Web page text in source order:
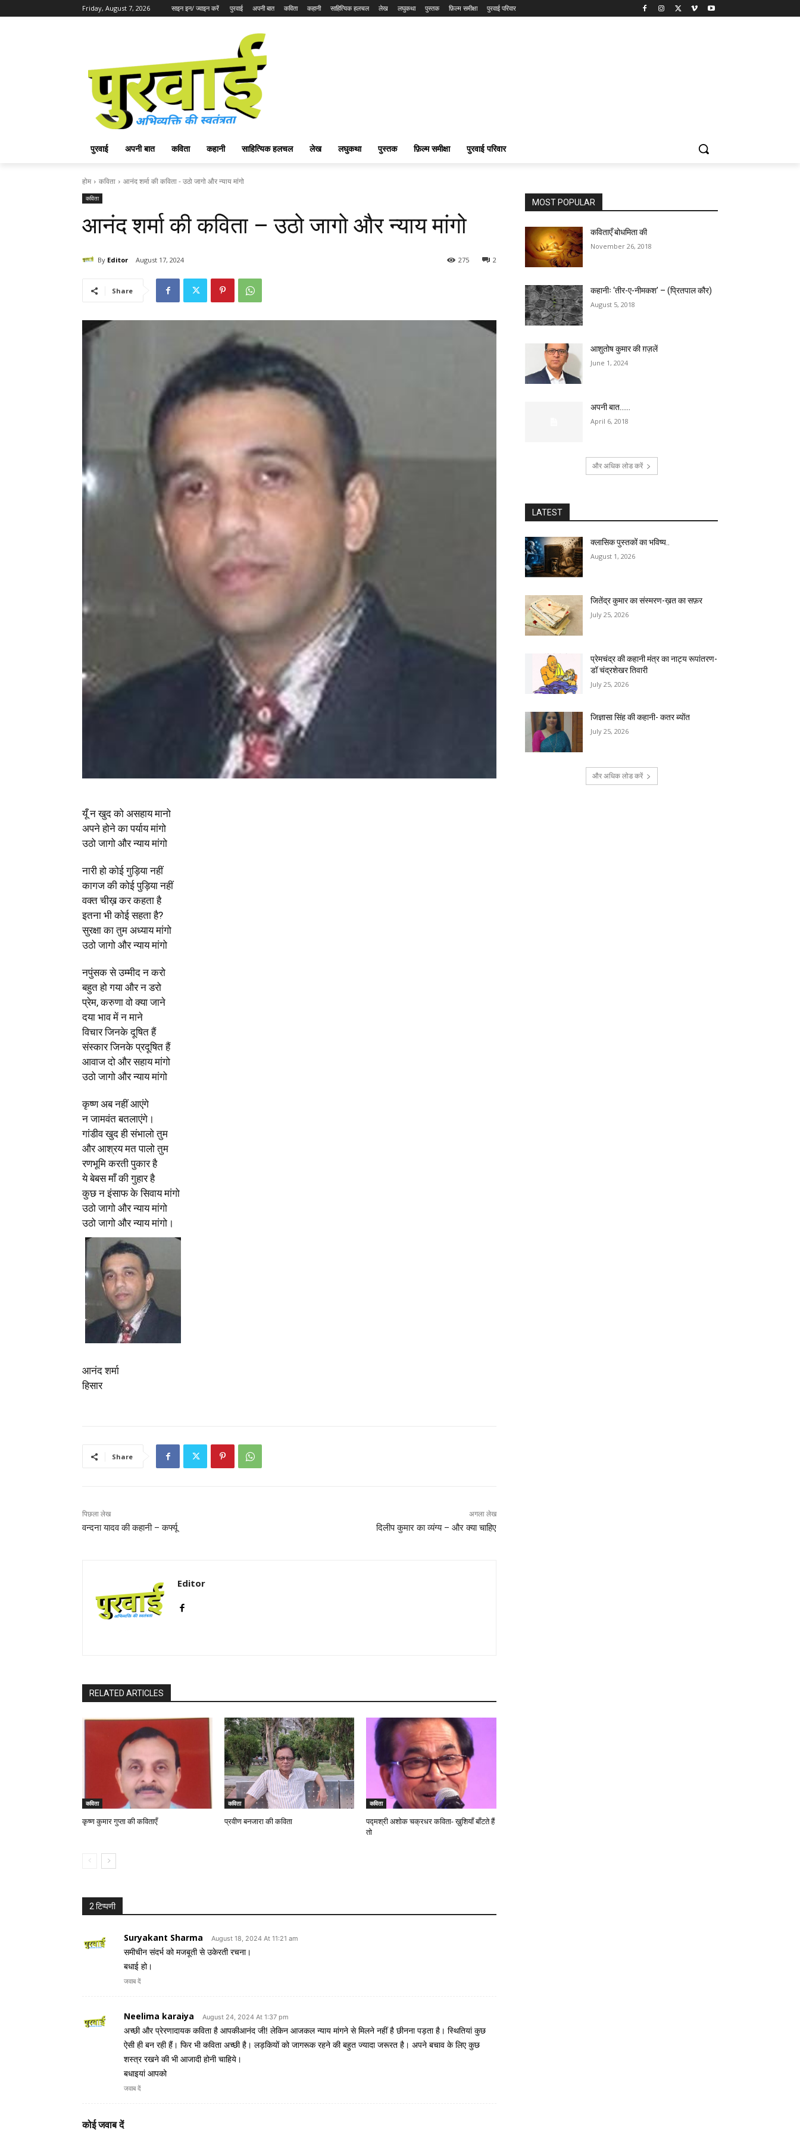
Friday, August 7, 2026 साइन इन/ ज्वाइन करें पुरवाई अपनी बात कविता कहानी साहित्यिक हलचल लेख लघुकथा पुस्तक फ़िल्म समीक्षा पुरवाई परिवार
पुरवाई अपनी बात कविता कहानी साहित्यिक हलचल लेख लघुकथा पुस्तक फ़िल्म समीक्षा पुरवाई परिवार
होम कविता आनंद शर्मा की कविता - उठो जागो और न्याय मांगो
कविता
आनंद शर्मा की कविता – उठो जागो और न्याय मांगो
By Editor August 17, 2024 2
275
Share
यूँ न खुद को असहाय मानो
अपने होने का पर्याय मांगो
उठो जागो और न्याय मांगो
नारी हो कोई गुड़िया नहीं
कागज की कोई पुड़िया नहीं
वक्त चीख़ कर कहता है
इतना भी कोई सहता है?
सुरक्षा का तुम अध्याय मांगो
उठो जागो और न्याय मांगो
नपुंसक से उम्मीद न करो
बहुत हो गया और न डरो
प्रेम, करुणा वो क्या जाने
दया भाव में न माने
विचार जिनके दूषित हैं
संस्कार जिनके प्रदूषित हैं
आवाज दो और सहाय मांगो
उठो जागो और न्याय मांगो
कृष्ण अब नहीं आएंगे
न जामवंत बतलाएंगे।
गांडीव खुद ही संभालो तुम
और आश्रय मत पालो तुम
रणभूमि करती पुकार है
ये बेबस माँ की गुहार है
कुछ न इंसाफ के सिवाय मांगो
उठो जागो और न्याय मांगो
उठो जागो और न्याय मांगो।
आनंद शर्मा
हिसार
Share
पिछला लेख
वन्दना यादव की कहानी – कर्फ्यू
अगला लेख
दिलीप कुमार का व्यंग्य – और क्या चाहिए
Editor
RELATED ARTICLES
कविता
कृष्ण कुमार गुप्ता की कविताएँ
कविता
प्रवीण बनजारा की कविता
कविता
पद्मश्री अशोक चक्रधर कविता- ख़ुशियाँ बाँटते हैं
तो
2 टिप्पणी
Suryakant Sharma August 18, 2024 At 11:21 am
समीचीन संदर्भ को मजबूती से उकेरती रचना।
बधाई हो।
जवाब दें
Neelima karaiya August 24, 2024 At 1:37 pm
अच्छी और प्रेरणादायक कविता है आपकीआनंद जी! लेकिन आजकल न्याय मांगने से मिलने नहीं है छीनना पड़ता है। स्थितियां कुछ
ऐसी ही बन रही हैं। फिर भी कविता अच्छी है। लड़कियों को जागरूक रहने की बहुत ज्यादा जरूरत है। अपने बचाव के लिए कुछ
शस्त्र रखने की भी आजादी होनी चाहिये।
बधाइयां आपको
जवाब दें
कोई जवाब दें
MOST POPULAR
कविताएँ बोधमिता की
November 26, 2018
कहानीः ‘तीर-ए-नीमकश’ – (प्रितपाल कौर)
August 5, 2018
आशुतोष कुमार की ग़ज़लें
June 1, 2024
अपनी बात……
April 6, 2018
और अधिक लोड करें
LATEST
क्लासिक पुस्तकों का भविष्य..
August 1, 2026
जितेंद्र कुमार का संस्मरण-ख़त का सफ़र
July 25, 2026
प्रेमचंद्र की कहानी मंत्र का नाट्य रूपांतरण-
डॉ चंद्रशेखर तिवारी
July 25, 2026
जिज्ञासा सिंह की कहानी- कतर ब्योंत
July 25, 2026
और अधिक लोड करें